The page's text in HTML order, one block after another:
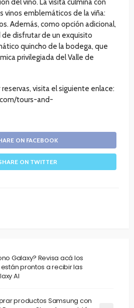
del vino. La visita culmina con
vinos emblemáticos de la viña:
Además, como opción adicional,
disfrutar de un exquisito
quincho de la bodega, que
privilegiada del Valle de
visita el siguiente enlace:
tours-and-
ON FACEBOOK
ON TWITTER
Galaxy? Revisa acá los
prontos a recibir las
AI
productos Samsung con